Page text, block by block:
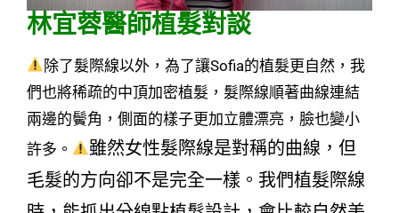
林宜蓉醫師植髮對談
除了髮際線以外，為了讓Sofia的植髮更自然，我
們也將稀疏的中頂加密植髮，髮際線順著曲線連結
兩邊的鬢角，側面的樣子更加立體漂亮，臉也變小
許多。
雖然女性髮際線是對稱的曲線，但
毛髮的方向卻不是完全一樣。我們植髮際線